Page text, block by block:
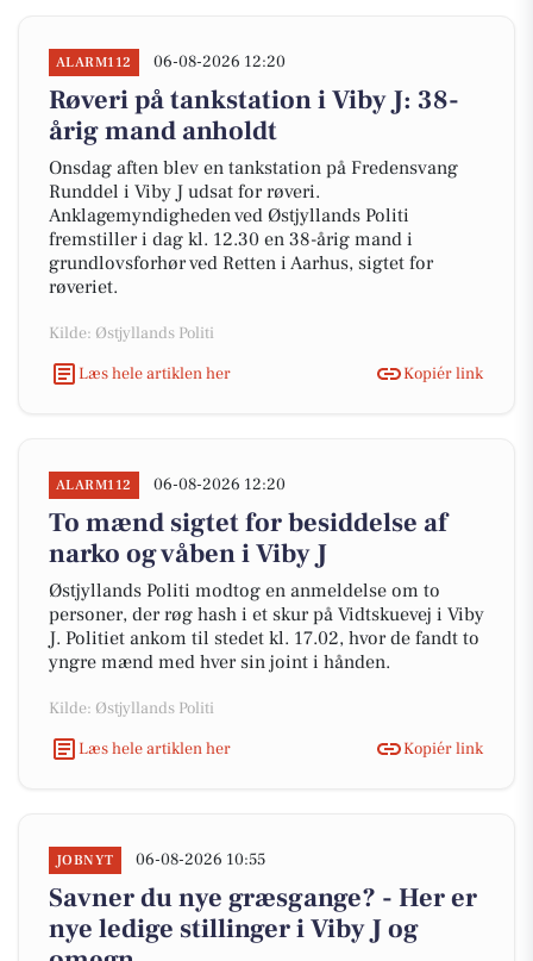
ALARM112 06-08-2026 12:20
Røveri på tankstation i Viby J: 38-
årig mand anholdt
Onsdag aften blev en tankstation på Fredensvang
Runddel i Viby J udsat for røveri.
Anklagemyndigheden ved Østjyllands Politi
fremstiller i dag kl. 12.30 en 38-årig mand i
grundlovsforhør ved Retten i Aarhus, sigtet for
røveriet.
Kilde: Østjyllands Politi
Læs hele artiklen her
Kopiér link
ALARM112 06-08-2026 12:20
To mænd sigtet for besiddelse af
narko og våben i Viby J
Østjyllands Politi modtog en anmeldelse om to
personer, der røg hash i et skur på Vidtskuevej i Viby
J. Politiet ankom til stedet kl. 17.02, hvor de fandt to
yngre mænd med hver sin joint i hånden.
Kilde: Østjyllands Politi
Læs hele artiklen her
Kopiér link
JOBNYT 06-08-2026 10:55
Savner du nye græsgange? - Her er
nye ledige stillinger i Viby J og